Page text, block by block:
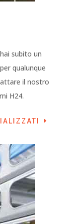
subito un
qualunque
il nostro
H24.